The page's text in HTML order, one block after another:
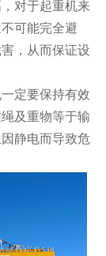
对于起重机来
可能完全避
，从而保证设
定要保持有效
及重物等于输
静电而导致危